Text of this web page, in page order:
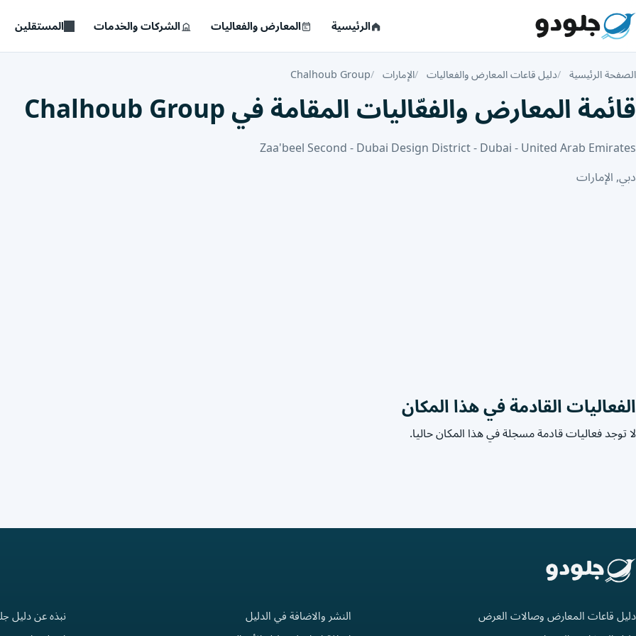
الرئيسية المعارض والفعاليات الشركات والخدمات المستقلين
الصفحة الرئيسية دليل قاعات المعارض والفعاليات الإمارات Chalhoub Group
قائمة المعارض والفعّاليات المقامة في Chalhoub Group
Zaa'beel Second - Dubai Design District - Dubai - United Arab Emirates
دبي, الإمارات
الفعاليات القادمة في هذا المكان
لا توجد فعاليات قادمة مسجلة في هذا المكان حاليا.
دليل قاعات المعارض وصالات العرض
النشر والاضافة في الدليل
نبذه عن دليل